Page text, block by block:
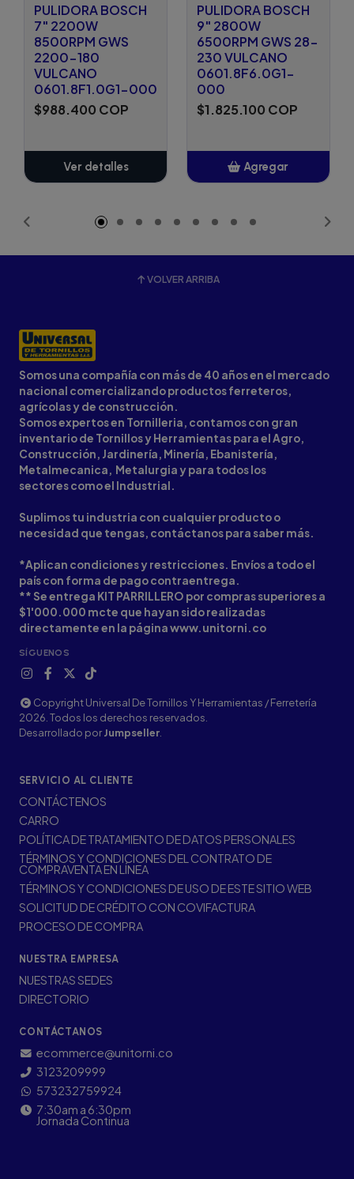
PULIDORA BOSCH
7" 2200W
8500RPM GWS
2200-180
VULCANO
0601.8F1.0G1-000
$988.400 COP
Ver detalles
PULIDORA BOSCH
9" 2800W
6500RPM GWS 28-
230 VULCANO
0601.8F6.0G1-
000
$1.825.100 COP
Agregar
VOLVER ARRIBA
Somos una compañía con más de 40 años en el mercado
nacional comercializando productos ferreteros,
agrícolas y de construcción.
Somos expertos en Tornilleria, contamos con gran
inventario de Tornillos y Herramientas para el Agro,
Construcción, Jardinería, Minería, Ebanistería,
Metalmecanica, Metalurgia y para todos los
sectores como el Industrial.
Suplimos tu industria con cualquier producto o
necesidad que tengas, contáctanos para saber más.
*Aplican condiciones y restricciones. Envíos a todo el
país con forma de pago contraentrega.
** Se entrega KIT PARRILLERO por compras superiores a
$1'000.000 mcte que hayan sido realizadas
directamente en la página www.unitorni.co
SÍGUENOS
Copyright Universal De Tornillos Y Herramientas / Ferretería
2026. Todos los derechos reservados.
Desarrollado porJumpseller
SERVICIO AL CLIENTE
CONTÁCTENOS
CARRO
POLÍTICA DE TRATAMIENTO DE DATOS PERSONALES
TÉRMINOS Y CONDICIONES DEL CONTRATO DE
COMPRAVENTA EN LÍNEA
TÉRMINOS Y CONDICIONES DE USO DE ESTE SITIO WEB
SOLICITUD DE CRÉDITO CON COVIFACTURA
PROCESO DE COMPRA
NUESTRA EMPRESA
NUESTRAS SEDES
DIRECTORIO
CONTÁCTANOS
ecommerce@unitorni.co
3123209999
573232759924
7:30am a 6:30pm
Jornada Continua